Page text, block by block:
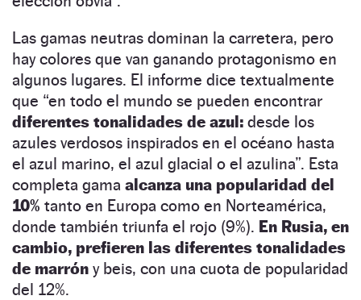
Las gamas neutras dominan la carretera, pero
hay colores que van ganando protagonismo en
algunos lugares. El informe dice textualmente
que “en todo el mundo se pueden encontrar
diferentes tonalidades de azul: desde los
azules verdosos inspirados en el océano hasta
el azul marino, el azul glacial o el azulina”. Esta
completa gama alcanza una popularidad del
10% tanto en Europa como en Norteamérica,
donde también triunfa el rojo (9%). En Rusia, en
cambio, prefieren las diferentes tonalidades
de marrón y beis, con una cuota de popularidad
del 12%.